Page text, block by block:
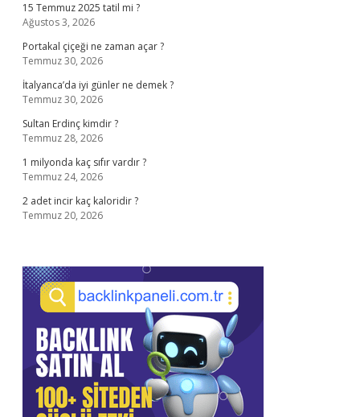
15 Temmuz 2025 tatil mi ?
Ağustos 3, 2026
Portakal çiçeği ne zaman açar ?
Temmuz 30, 2026
İtalyanca’da iyi günler ne demek ?
Temmuz 30, 2026
Sultan Erdinç kimdir ?
Temmuz 28, 2026
1 milyonda kaç sıfır vardır ?
Temmuz 24, 2026
2 adet incir kaç kaloridir ?
Temmuz 20, 2026